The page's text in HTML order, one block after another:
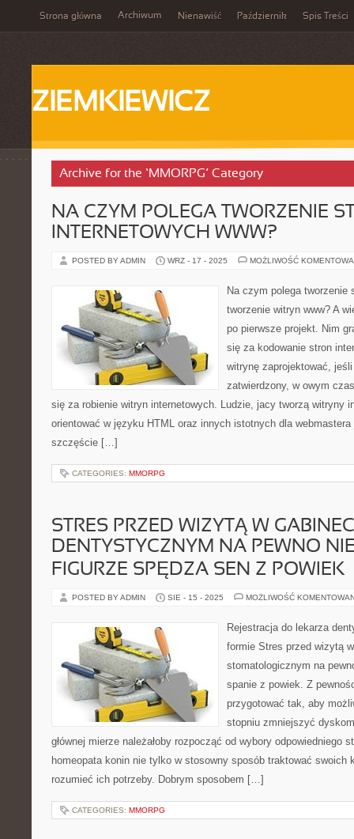
Strona główna Archiwum Nienawiść Październik Spis Treści
ZIEMKIEWICZ
Archive for the ‘MMORPG’ Category
NA CZYM POLEGA TWORZENIE
INTERNETOWYCH WWW?
POSTED BY ADMIN WRZ - 17 - 2025 MOŻLIWOŚĆ
Na czym polega tworzenie
tworzenie witryn www? A
po pierwsze projekt. Nim
się za kodowanie stron
witrynę zaprojektować,
zatwierdzony, w owym
się za robienie witryn internetowych. Ludzie, jacy tworzą witryny
orientować w języku HTML oraz innych istotnych dla
szczęście […]
CATEGORIES: MMORPG
STRES PRZED WIZYTĄ W
DENTYSTYCZNYM NA PEWNO
FIGURZE SPĘDZA SEN Z POWIEK
POSTED BY ADMIN SIE - 15 - 2025 MOŻLIWOŚĆ
Rejestracja do lekarza
formie Stres przed wizytą
stomatologicznym na
spanie z powiek. Z
przygotować tak, aby
stopniu zmniejszyć
głównej mierze należałoby rozpocząć od wybory odpowiedniego
homeopata konin nie tylko w stosowny sposób traktować swoich
rozumieć ich potrzeby. Dobrym sposobem […]
CATEGORIES: MMORPG